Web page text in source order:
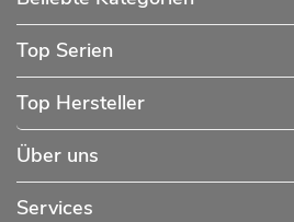
Top Serien
Top Hersteller
Über uns
Services